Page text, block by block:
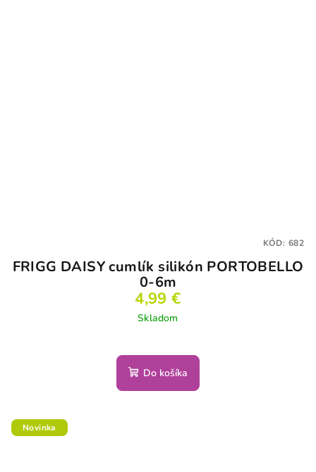
FRIGG DAISY cumlík silikón PORTOBELLO
0-6m
4,99 €
Skladom
Do košíka
KÓD: 682
Novinka